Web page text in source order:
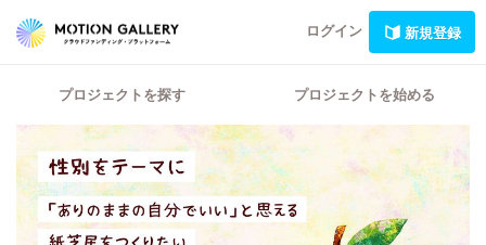
ログイン 新規登録
プロジェクトを探す プロジェクトを始める